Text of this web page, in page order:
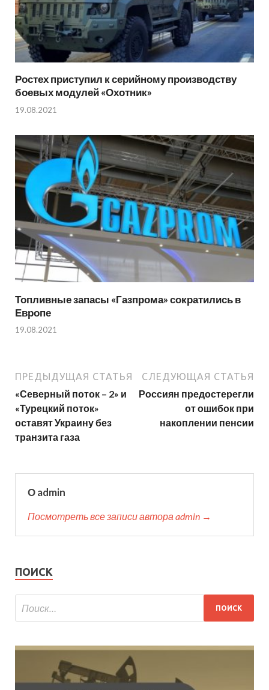
Ростех приступил к серийному производству
боевых модулей «Охотник»
19.08.2021
Топливные запасы «Газпрома» сократились в
Европе
19.08.2021
ПРЕДЫДУЩАЯ СТАТЬЯ
«Северный поток – 2» и
«Турецкий поток»
оставят Украину без
транзита газа
СЛЕДУЮЩАЯ СТАТЬЯ
Россиян предостерегли
от ошибок при
накоплении пенсии
О admin
Посмотреть все записи автора admin →
ПОИСК